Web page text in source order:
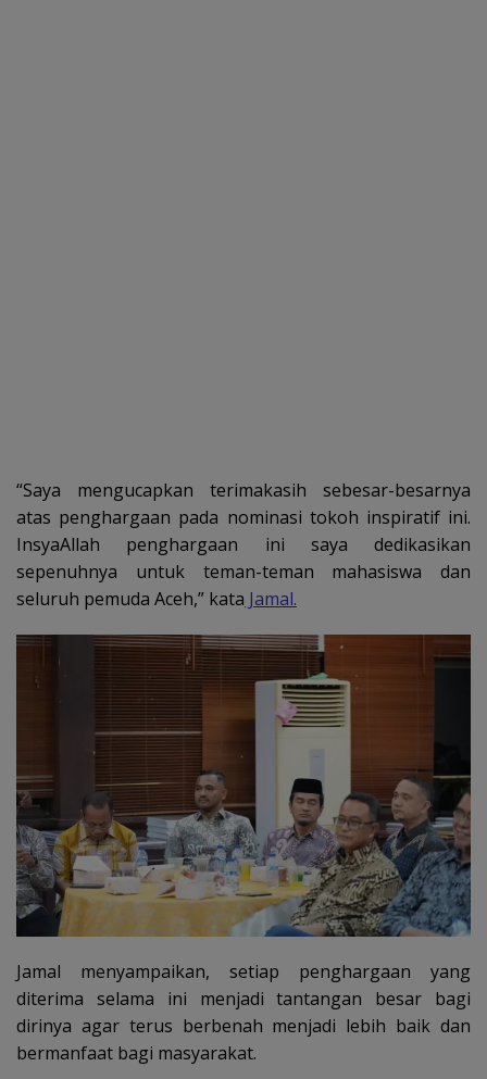
“Saya mengucapkan terimakasih sebesar-besarnya
atas penghargaan pada nominasi tokoh inspiratif ini.
InsyaAllah penghargaan ini saya dedikasikan
sepenuhnya untuk teman-teman mahasiswa dan
seluruh pemuda Aceh,” kata Jamal.
Jamal menyampaikan, setiap penghargaan yang
diterima selama ini menjadi tantangan besar bagi
dirinya agar terus berbenah menjadi lebih baik dan
bermanfaat bagi masyarakat.